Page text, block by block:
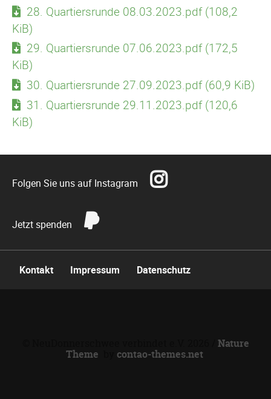
28. Quartiersrunde 08.03.2023.pdf(108,2
KiB)
29. Quartiersrunde 07.06.2023.pdf(172,5
KiB)
30. Quartiersrunde 27.09.2023.pdf(60,9 KiB)
31. Quartiersrunde 29.11.2023.pdf(120,6
KiB)
Folgen Sie uns auf Instagram
Jetzt spenden
Navigation
Kontakt Impressum Datenschutz
Nature
Theme
contao-themes.net